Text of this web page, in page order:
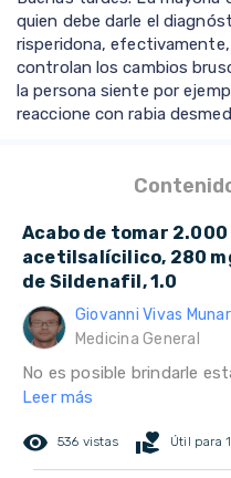
quien debe darle el
risperidona,
controlan los cambios
la persona siente por
reaccione con rabia
Acabo de tomar 2.000
acetilsalícilico, 280
de Sildenafil, 1.0
Giovanni Vivas Munar
Medicina General
No es posible brindarle
Leer más
remove_red_eye 536 vistas volunteer_activism Útil para